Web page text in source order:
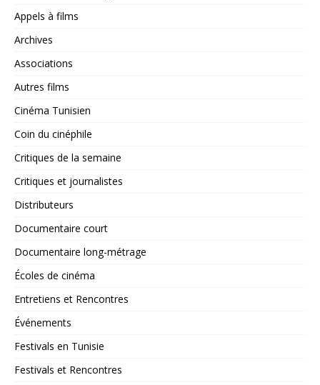
Appels à films
Archives
Associations
Autres films
Cinéma Tunisien
Coin du cinéphile
Critiques de la semaine
Critiques et journalistes
Distributeurs
Documentaire court
Documentaire long-métrage
Écoles de cinéma
Entretiens et Rencontres
Événements
Festivals en Tunisie
Festivals et Rencontres